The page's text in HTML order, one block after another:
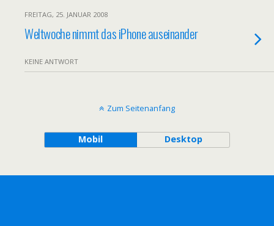
FREITAG, 25. JANUAR 2008
Weltwoche nimmt das iPhone auseinander
KEINE ANTWORT
Zum Seitenanfang
Mobil Desktop